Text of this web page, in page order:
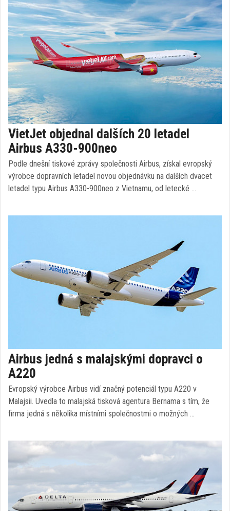
VietJet objednal dalších 20 letadel
Airbus A330-900neo
Podle dnešní tiskové zprávy společnosti Airbus, získal evropský
výrobce dopravních letadel novou objednávku na dalších dvacet
letadel typu Airbus A330-900neo z Vietnamu, od letecké …
Airbus jedná s malajskými dopravci o
A220
Evropský výrobce Airbus vidí značný potenciál typu A220 v
Malajsii. Uvedla to malajská tisková agentura Bernama s tím, že
firma jedná s několika místními společnostmi o možných …